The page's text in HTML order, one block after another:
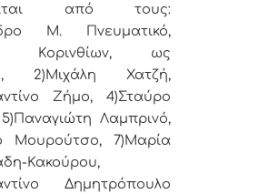
από τους:
Μ. Πνευματικό,
Κορινθίων, ως
2)Μιχάλη Χατζή,
Ζήμο, 4)Σταύρο
Λαμπρινό,
Μουρούτσο, 7)Μαρία
Κακούρου,
Δημητρόπουλο